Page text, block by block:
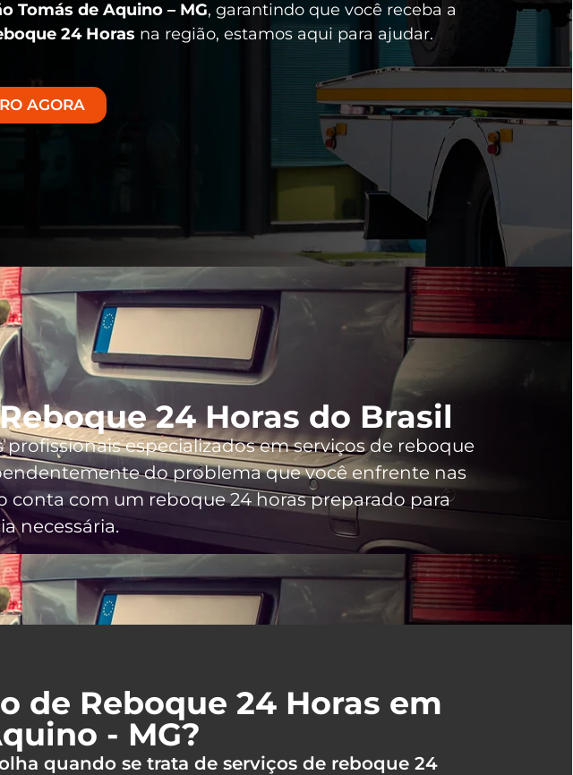
Tomás de Aquino – MG, garantindo que você receba a
24 Horas na região, estamos aqui para ajudar.
AGORA
24 Horas do Brasil
especializados em serviços de reboque
do problema que você enfrente nas
conta com um reboque 24 horas preparado para
necessária.
de Reboque 24 Horas em
- MG?
quando se trata de serviços de reboque 24